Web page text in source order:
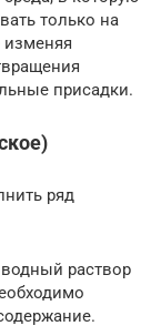
только на
изменяя
присадки.
ряд
раствор